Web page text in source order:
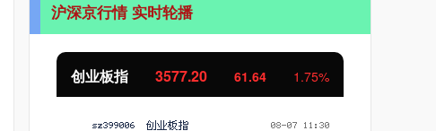
沪深京行情 实时轮播
创业板指 3577.20 61.64 1.75%